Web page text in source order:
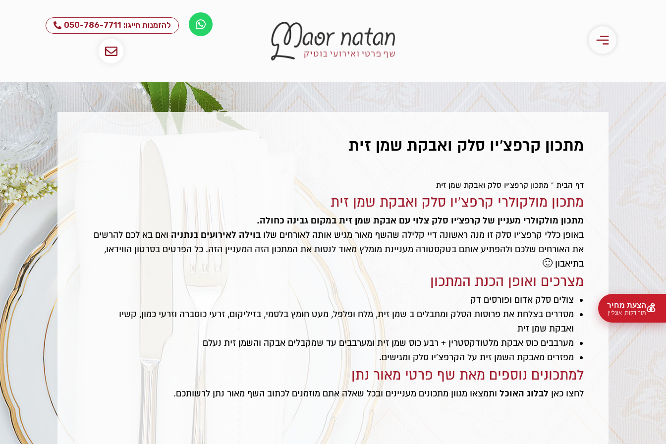
💰הצעת מחיר
תוך דקות, אונליין
להזמנות חייגו: 050-786-7711
מתכון קרפצ'יו סלק ואבקת שמן זית
דף הבית » מתכון קרפצ'יו סלק ואבקת שמן זית
מתכון מולקולרי קרפצ'יו סלק ואבקת שמן זית
מתכון מולקולרי מעניין של קרפצ'יו סלק צלוי עם אבקת שמן זית במקום גבינה כחולה.
באופן כללי קרפצ'יו סלק זו מנה ראשונה דיי קלילה שהשף מאור מגיש אותה לאורחים שלו בוילה לאירועים בנתניה ואם בא לכם להרשים
את האורחים שלכם ולהפתיע אותם בטקסטורה מעניינת מומלץ מאוד לנסות את המתכון הזה המעניין הזה. כל הפרטים בסרטון הווידאו,
בתיאבון 🙂
מצרכים ואופן הכנת המתכון
צולים סלק אדום ופורסים דק
מסדרים בצלחת את פרוסות הסלק ומתבלים ב שמן זית, מלח ופלפל, מעט חומץ בלסמי, בזיליקום, זרעי כוסברה וזרעי כמון, קשיו
ואבקת שמן זית
מערבבים כוס אבקת מלטודקסטרין + רבע כוס שמן זית ומערבבים עד שמקבלים אבקה והשמן זית נעלם
מפזרים מאבקת השמן זית על הקרפצ'יו סלק ומגישים.
למתכונים נוספים מאת שף פרטי מאור נתן
לחצו כאן לבלוג האוכל ותמצאו מגוון מתכונים מעניינים ובכל שאלה אתם מוזמנים לכתוב השף מאור נתן לרשותכם.